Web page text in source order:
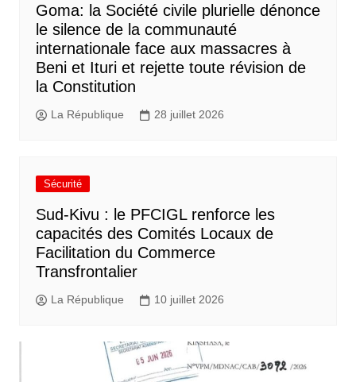
Goma: la Société civile plurielle dénonce
le silence de la communauté
internationale face aux massacres à
Beni et Ituri et rejette toute révision de
la Constitution
La République 28 juillet 2026
Sécurité
Sud-Kivu : le PFCIGL renforce les
capacités des Comités Locaux de
Facilitation du Commerce
Transfrontalier
La République 10 juillet 2026